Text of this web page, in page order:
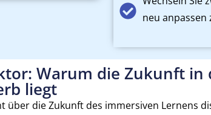
neu anpassen
Warum die Zukunft
liegt
über die Zukunft des immersiven Lernens